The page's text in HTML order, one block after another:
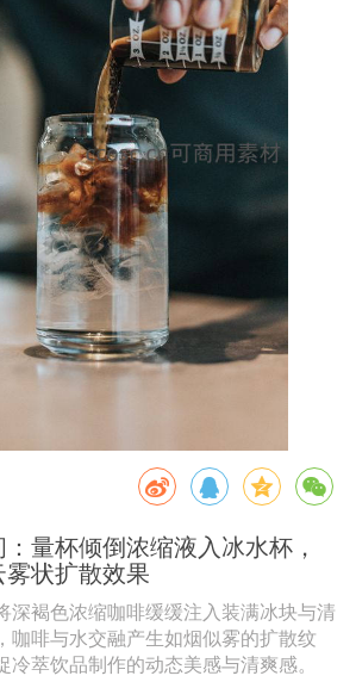
量杯倾倒浓缩液入冰水杯，
状扩散效果
深褐色浓缩咖啡缓缓注入装满冰块与清
咖啡与水交融产生如烟似雾的扩散纹
萃饮品制作的动态美感与清爽感。